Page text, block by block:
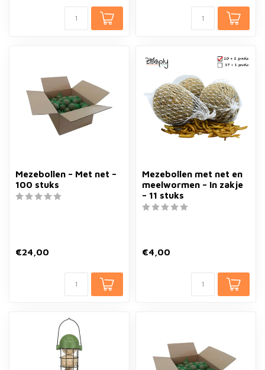
Mezebollen – Met net –
100 stuks
€24,00
Mezebollen met net en
meelwormen – In zakje
– 11 stuks
€4,00